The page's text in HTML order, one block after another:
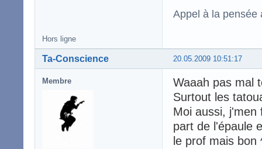
Appel à la pensée
Hors ligne
20.05.2009 10:51:17
Ta-Conscience
Membre
Waaah pas mal
Surtout les
Moi aussi, j'men
part de l'épaule
le prof mais bon